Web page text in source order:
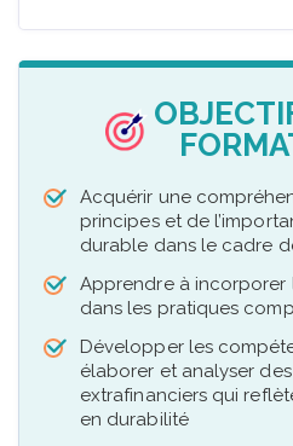
Acquérir une
principes et de
durable dans le cadre
Apprendre à incorporer
dans les pratiques
Développer les
élaborer et analyser
extrafinanciers qui
en durabilité